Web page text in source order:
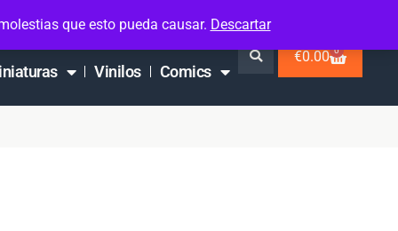
que esto pueda causar. Descartar
Vinilos Comics
€0.00 0